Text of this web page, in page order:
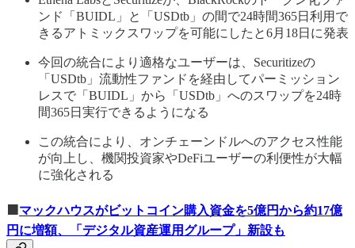
ンド「BUIDL」と「USDtb」の間で24時間365日利用で
きるアトミックスワップを可能にしたと6月18日に発表
今回の統合により適格なユーザーは、Securitizeの
「USDtb」流動性ファンドを経由してパーミッション
レスで「BUIDL」から「USDtb」へのスワップを24時
間365日実行できるようになる
この統合により、オンチェーンドルへのアクセス性能
が向上し、機関投資家やDeFiユーザーの利便性が大幅
に強化される
マックハウスがビットコイン購入資金を5億円から約17億
円に増額、「デジタル資産運用グループ」新設も